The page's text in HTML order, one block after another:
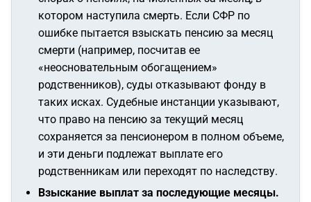
котором наступила смерть. Если СФР по
ошибке пытается взыскать пенсию за месяц
смерти (например, посчитав ее
«неосновательным обогащением»
родственников), суды отказывают фонду в
таких исках. Судебные инстанции указывают,
что право на пенсию за текущий месяц
сохраняется за пенсионером в полном объеме,
и эти деньги подлежат выплате его
родственникам или переходят по наследству.
Взыскание выплат за последующие месяцы.